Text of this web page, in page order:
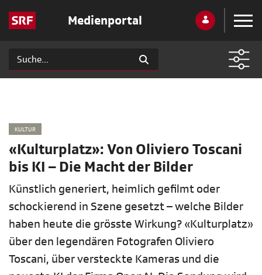
Medienportal
KULTUR
«Kulturplatz»: Von Oliviero Toscani
bis KI – Die Macht der Bilder
Künstlich generiert, heimlich gefilmt oder
schockierend in Szene gesetzt – welche Bilder
haben heute die grösste Wirkung? «Kulturplatz»
über den legendären Fotografen Oliviero
Toscani, über versteckte Kameras und die